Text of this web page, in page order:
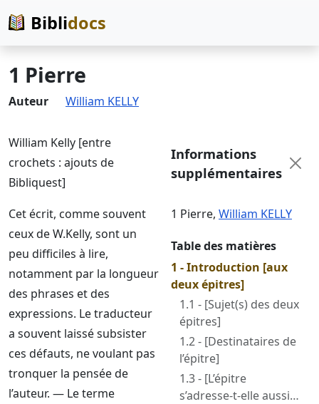
Biblidocs
1 Pierre
Auteur William KELLY
William Kelly [entre
crochets : ajouts de
Bibliquest]
Cet écrit, comme souvent
ceux de W.Kelly, sont un
peu difficiles à lire,
notamment par la longueur
des phrases et des
expressions. Le traducteur
a souvent laissé subsister
ces défauts, ne voulant pas
tronquer la pensée de
l’auteur. — Le terme
Informations
supplémentaires
1 Pierre, William KELLY
Table des matières
1 - Introduction [aux
deux épitres]
1.1 - [Sujet(s) des deux
épitres]
1.2 - [Destinataires de
l’épitre]
1.3 - [L’épitre
s’adresse-t-elle aussi